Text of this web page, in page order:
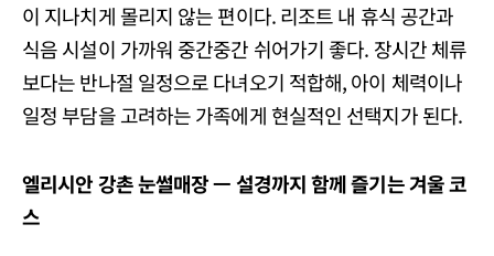
이 지나치게 몰리지 않는 편이다. 리조트 내 휴식 공간과
식음 시설이 가까워 중간중간 쉬어가기 좋다. 장시간 체류
보다는 반나절 일정으로 다녀오기 적합해, 아이 체력이나
일정 부담을 고려하는 가족에게 현실적인 선택지가 된다.
엘리시안강촌눈썰매장ㅡ설경까지함께즐기는겨울코
스